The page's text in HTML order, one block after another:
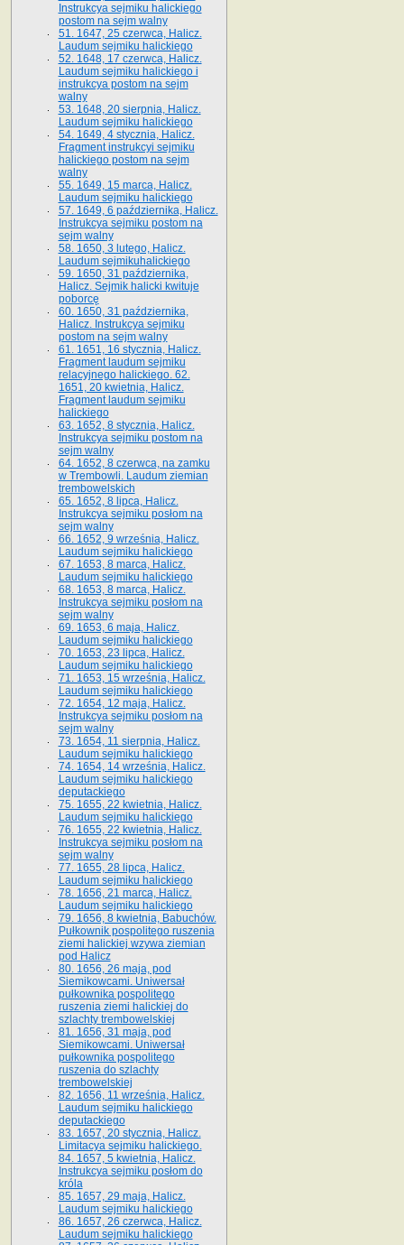
Instrukcya sejmiku halickiego
postom na sejm walny
51. 1647, 25 czerwca, Halicz.
Laudum sejmiku halickiego
52. 1648, 17 czerwca, Halicz.
Laudum sejmiku halickiego i
instrukcya postom na sejm
walny
53. 1648, 20 sierpnia, Halicz.
Laudum sejmiku halickiego
54. 1649, 4 stycznia, Halicz.
Fragment instrukcyi sejmiku
halickiego postom na sejm
walny
55. 1649, 15 marca, Halicz.
Laudum sejmiku halickiego
57. 1649, 6 października, Halicz.
Instrukcya sejmiku postom na
sejm walny
58. 1650, 3 lutego, Halicz.
Laudum sejmikuhalickiego
59. 1650, 31 października,
Halicz. Sejmik halicki kwituje
poborcę
60. 1650, 31 października,
Halicz. Instrukcya sejmiku
postom na sejm walny
61. 1651, 16 stycznia, Halicz.
Fragment laudum sejmiku
relacyjnego halickiego. 62.
1651, 20 kwietnia, Halicz.
Fragment laudum sejmiku
halickiego
63. 1652, 8 stycznia, Halicz.
Instrukcya sejmiku postom na
sejm walny
64. 1652, 8 czerwca, na zamku
w Trembowli. Laudum ziemian
trembowelskich
65. 1652, 8 lipca, Halicz.
Instrukcya sejmiku posłom na
sejm walny
66. 1652, 9 września, Halicz.
Laudum sejmiku halickiego
67. 1653, 8 marca, Halicz.
Laudum sejmiku halickiego
68. 1653, 8 marca, Halicz.
Instrukcya sejmiku posłom na
sejm walny
69. 1653, 6 maja, Halicz.
Laudum sejmiku halickiego
70. 1653, 23 lipca, Halicz.
Laudum sejmiku halickiego
71. 1653, 15 września, Halicz.
Laudum sejmiku halickiego
72. 1654, 12 maja, Halicz.
Instrukcya sejmiku posłom na
sejm walny
73. 1654, 11 sierpnia, Halicz.
Laudum sejmiku halickiego
74. 1654, 14 września, Halicz.
Laudum sejmiku halickiego
deputackiego
75. 1655, 22 kwietnia, Halicz.
Laudum sejmiku halickiego
76. 1655, 22 kwietnia, Halicz.
Instrukcya sejmiku posłom na
sejm walny
77. 1655, 28 lipca, Halicz.
Laudum sejmiku halickiego
78. 1656, 21 marca, Halicz.
Laudum sejmiku halickiego
79. 1656, 8 kwietnia, Babuchów.
Pułkownik pospolitego ruszenia
ziemi halickiej wzywa ziemian
pod Halicz
80. 1656, 26 maja, pod
Siemikowcami. Uniwersał
pułkownika pospolitego
ruszenia ziemi halickiej do
szlachty trembowelskiej
81. 1656, 31 maja, pod
Siemikowcami. Uniwersał
pułkownika pospolitego
ruszenia do szlachty
trembowelskiej
82. 1656, 11 września, Halicz.
Laudum sejmiku halickiego
deputackiego
83. 1657, 20 stycznia, Halicz.
Limitacya sejmiku halickiego.
84. 1657, 5 kwietnia, Halicz.
Instrukcya sejmiku posłom do
króla
85. 1657, 29 maja, Halicz.
Laudum sejmiku halickiego
86. 1657, 26 czerwca, Halicz.
Laudum sejmiku halickiego